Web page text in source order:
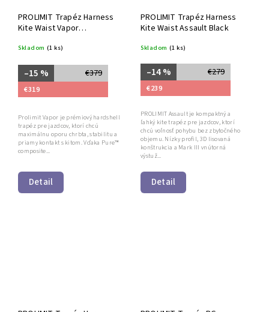
PROLIMIT Trapéz Harness
Kite Waist Vapor
Skladom (1 ks)
€379
–15 %
€319
Detail
Prolimit Vapor je prémiový hardshell
trapéz pre jazdcov, ktorí chcú
maximálnu oporu chrbta, stabilitu a
priamy kontakt s kitom. Vďaka Pure™
composite...
PROLIMIT Trapéz Harness
Kite Waist Assault Black
Skladom (1 ks)
€279
–14 %
€239
Detail
PROLIMIT Assault je kompaktný a
ľahký kite trapéz pre jazdcov, ktorí
chcú voľnosť pohybu bez zbytočného
objemu. Nízky profil, 3D lisovaná
konštrukcia a Mark III vnútorná
výstuž...